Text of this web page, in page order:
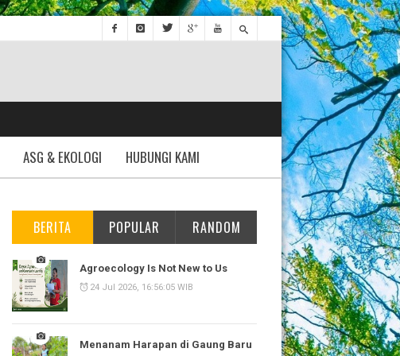
ASG & EKOLOGI HUBUNGI KAMI
BERITA POPULAR RANDOM
Agroecology Is Not New to Us
24 Jul 2026, 16:56:05 WIB
Menanam Harapan di Gaung Baru